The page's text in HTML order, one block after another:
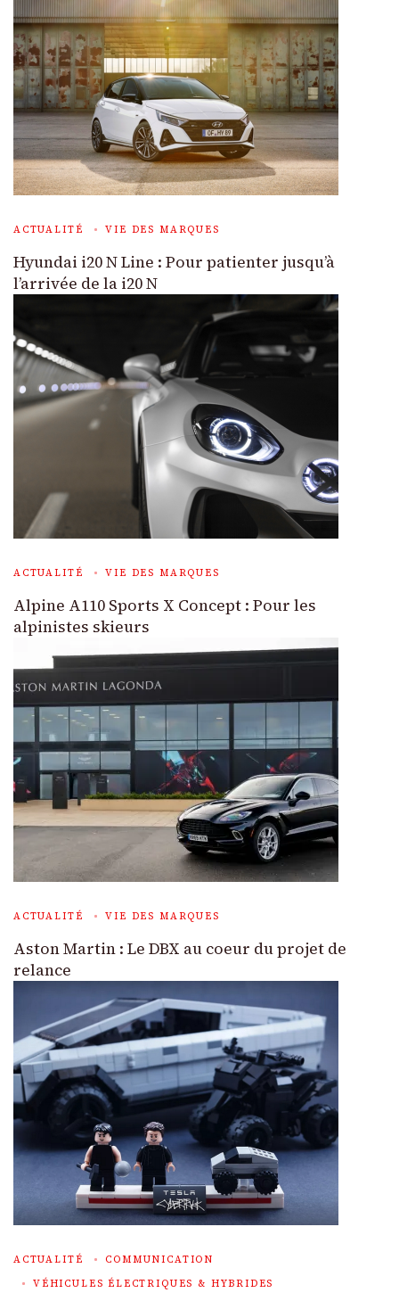
ACTUALITÉ VIE DES MARQUES
Hyundai i20 N Line : Pour patienter jusqu’à
l’arrivée de la i20 N
ACTUALITÉ VIE DES MARQUES
Alpine A110 Sports X Concept : Pour les
alpinistes skieurs
ACTUALITÉ VIE DES MARQUES
Aston Martin : Le DBX au coeur du projet de
relance
ACTUALITÉ
COMMUNICATION
VÉHICULES ÉLECTRIQUES & HYBRIDES